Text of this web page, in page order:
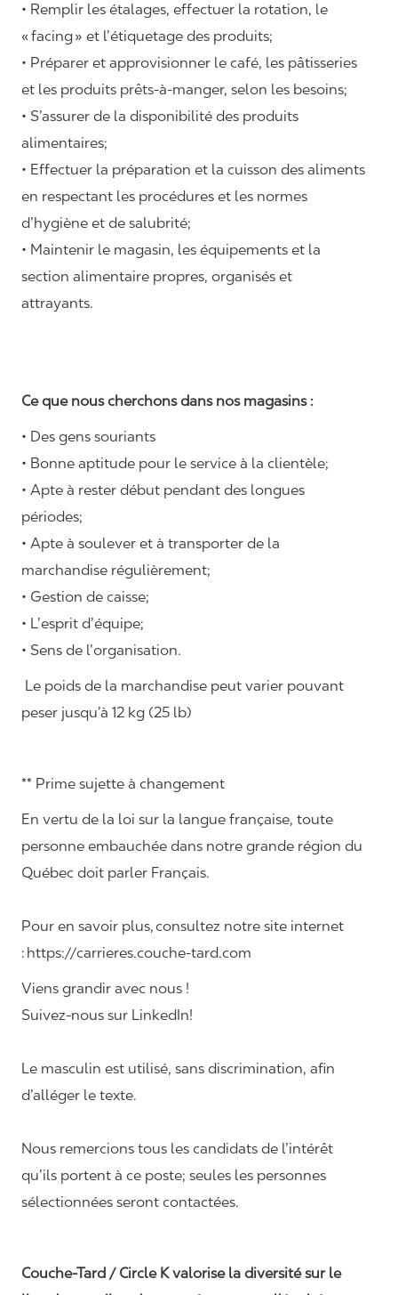
• Remplir les étalages, effectuer la rotation, le
«facing» et l’étiquetage des produits;
• Préparer et approvisionner le café, les pâtisseries
et les produits prêts-à-manger, selon les besoins;
• S’assurer de la disponibilité des produits
alimentaires;
• Effectuer la préparation et la cuisson des aliments
en respectant les procédures et les normes
d’hygiène et de salubrité;
• Maintenir le magasin, les équipements et la
section alimentaire propres, organisés et
attrayants.
Ce que nous cherchons dans nos magasins :
• Des gens souriants
• Bonne aptitude pour le service à la clientèle;
• Apte à rester début pendant des longues
périodes;
• Apte à soulever et à transporter de la
marchandise régulièrement;
• Gestion de caisse;
• L’esprit d’équipe;
• Sens de l’organisation.
Le poids de la marchandise peut varier pouvant
peser jusqu’à 12 kg (25 lb)
** Prime sujette à changement
En vertu de la loi sur la langue française, toute
personne embauchée dans notre grande région du
Québec doit parler Français.
Pour en savoir plus, consultez notre site internet
: https://carrieres.couche-tard.com
Viens grandir avec nous !
Suivez-nous sur LinkedIn!
Le masculin est utilisé, sans discrimination, afin
d’alléger le texte.
Nous remercions tous les candidats de l’intérêt
qu’ils portent à ce poste; seules les personnes
sélectionnées seront contactées.
Couche-Tard / Circle K valorise la diversité sur le